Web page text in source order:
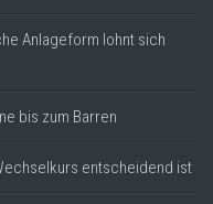
Anlageform lohnt sich
bis zum Barren
entscheidend ist